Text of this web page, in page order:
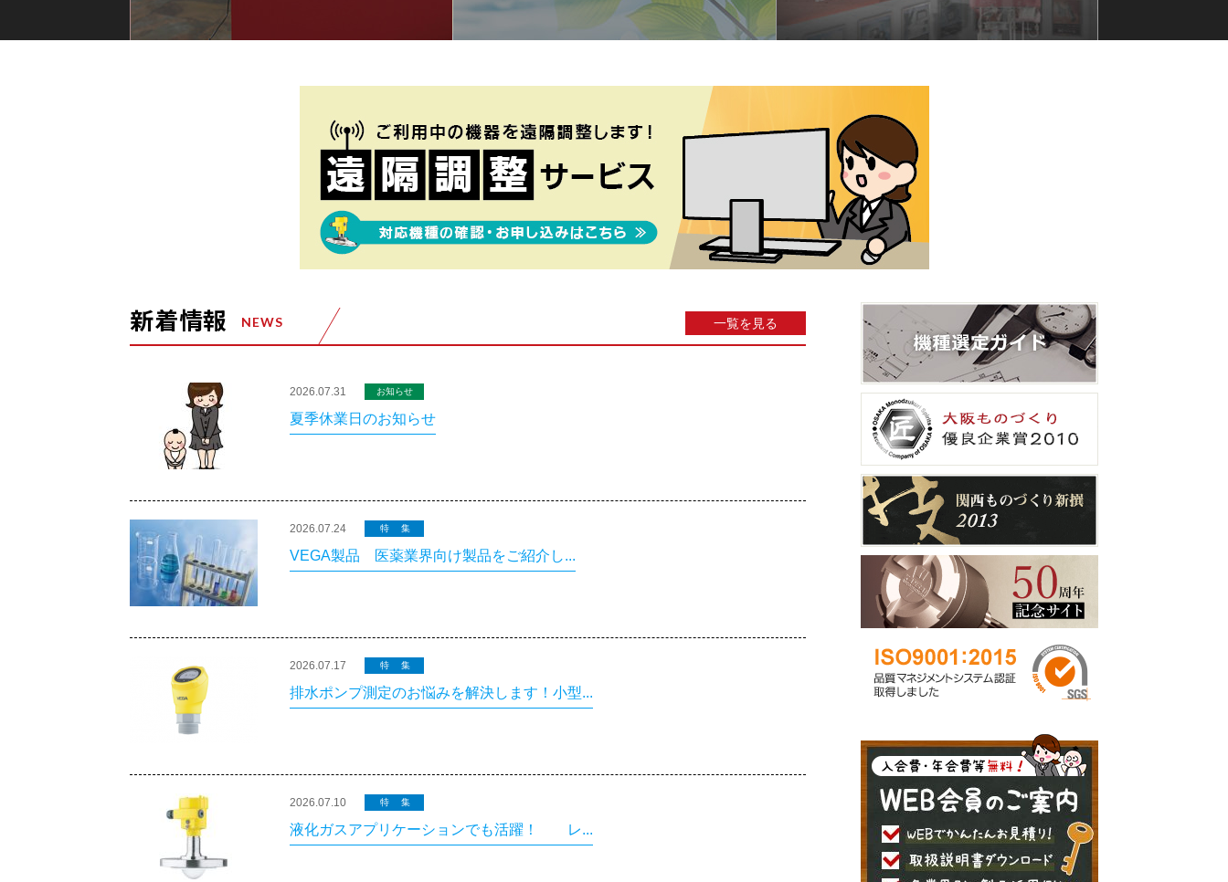
新着情報 NEWS 一覧を見る
2026.07.31 お知らせ
夏季休業日のお知らせ
2026.07.24 特集
VEGA製品 医薬業界向け製品をご紹介し...
2026.07.17 特集
排水ポンプ測定のお悩みを解決します！小型...
2026.07.10 特集
液化ガスアプリケーションでも活躍！ レ...